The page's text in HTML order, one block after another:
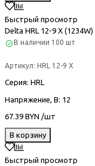
Быстрый просмотр
Delta HRL 12-9 Х (1234W)
В наличии 100 шт
Артикул: HRL 12-9 Х
Серия: HRL
Напряжение, В: 12
67.39 BYN /шт
В корзину
Быстрый просмотр